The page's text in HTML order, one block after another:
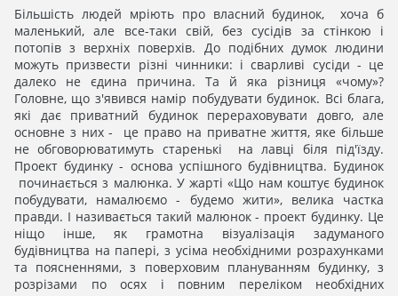
Більшість людей мріють про власний будинок, хоча б
маленький, але все-таки свій, без сусідів за стінкою і
потопів з верхніх поверхів. До подібних думок людини
можуть призвести різні чинники: і сварливі сусіди - це
далеко не єдина причина. Та й яка різниця «чому»?
Головне, що з'явився намір побудувати будинок. Всі блага,
які дає приватний будинок перераховувати довго, але
основне з них - це право на приватне життя, яке більше
не обговорюватимуть старенькі на лавці біля під'їзду.
Проект будинку - основа успішного будівництва. Будинок
починається з малюнка. У жарті «Що нам коштує будинок
побудувати, намалюємо - будемо жити», велика частка
правди. І називається такий малюнок - проект будинку. Це
ніщо інше, як грамотна візуалізація задуманого
будівництва на папері, з усіма необхідними розрахунками
та поясненнями, з поверховим плануванням будинку, з
розрізами по осях і повним переліком необхідних